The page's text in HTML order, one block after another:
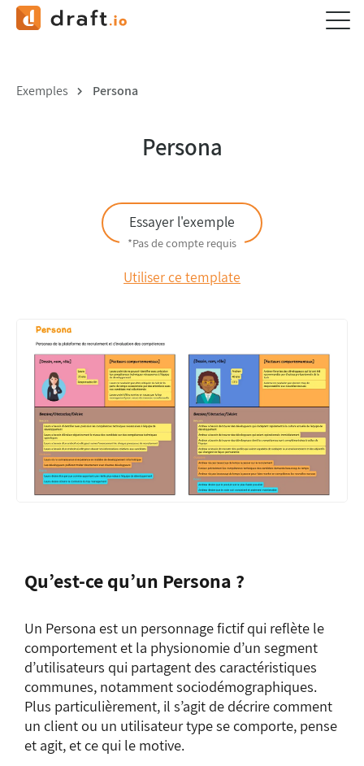
Exemples Persona
Persona
Essayer l'exemple
*Pas de compte requis
Utiliser ce template
Qu’est-ce qu’un Persona ?
Un Persona est un personnage fictif qui reflète le
comportement et la physionomie d’un segment
d’utilisateurs qui partagent des caractéristiques
communes, notamment sociodémographiques.
Plus particulièrement, il s’agit de décrire comment
un client ou un utilisateur type se comporte, pense
et agit, et ce qui le motive.